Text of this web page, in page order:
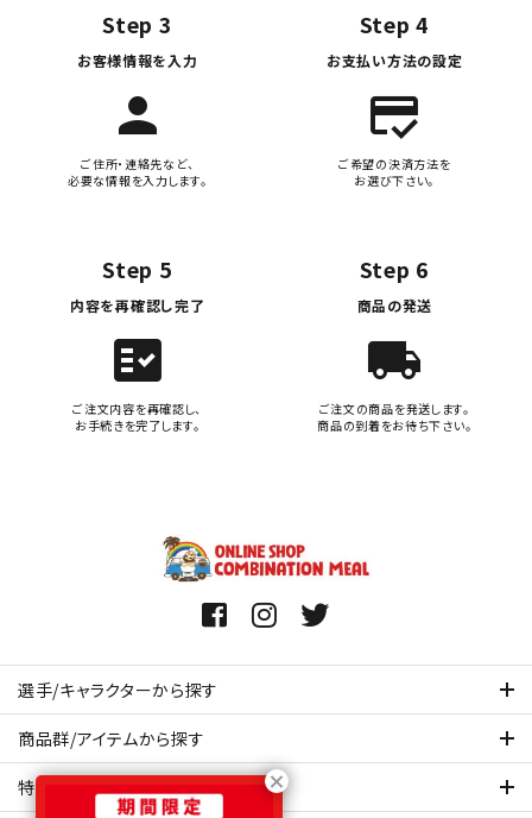
Step 3
お客様情報を入力
person
ご住所・連絡先など、
必要な情報を入力します。
Step 4
お支払い方法の設定
credit_score
ご希望の決済方法を
お選び下さい。
Step 5
内容を再確認し完了
fact_check
ご注文内容を再確認し、
お手続きを完了します。
Step 6
商品の発送
local_shipping
ご注文の商品を発送します。
商品の到着をお待ち下さい。
選手/キャラクターから探す
商品群/アイテムから探す
特集ページを見てみる